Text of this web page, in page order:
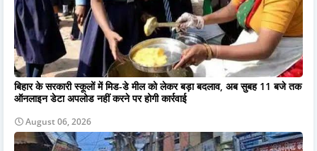
बिहार के सरकारी स्कूलों में मिड-डे मील को लेकर बड़ा बदलाव, अब सुबह 11 बजे तक
ऑनलाइन डेटा अपलोड नहीं करने पर होगी कार्रवाई
August 06, 2026